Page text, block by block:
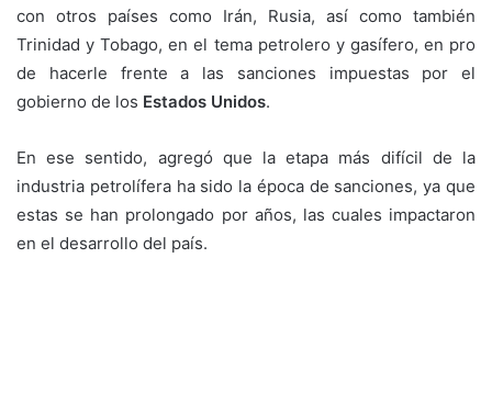
con otros países como Irán, Rusia, así como también
Trinidad y Tobago, en el tema petrolero y gasífero, en pro
de hacerle frente a las sanciones impuestas por el
gobierno de los Estados Unidos.
En ese sentido, agregó que la etapa más difícil de la
industria petrolífera ha sido la época de sanciones, ya que
estas se han prolongado por años, las cuales impactaron
en el desarrollo del país.